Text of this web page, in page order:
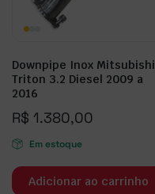
Downpipe Inox Mitsubishi
Triton 3.2 Diesel 2009 a
2016
R$ 1.380,00
Em estoque
Adicionar ao carrinho